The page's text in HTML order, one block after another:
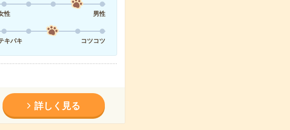
性
男性
キパキ
コツコツ
詳しく見る